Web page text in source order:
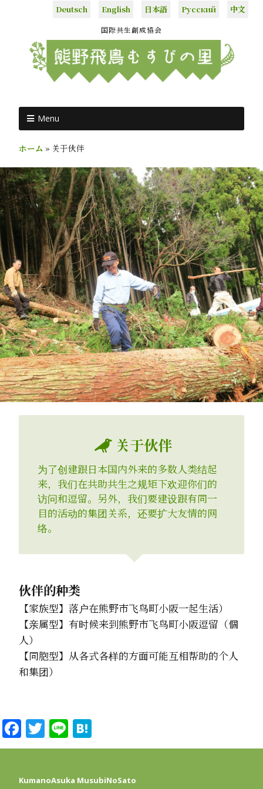
Deutsch English 日本語 Русский 中文
国際共生創成協会
Menu
ホーム » 关于伙伴
 关于伙伴
为了创建跟日本国内外来的多数人类结起
来，我们在共助共生之规矩下欢迎你们的
访问和逗留。另外，我们要建设跟有同一
目的活动的集团关系，还要扩大友情的网
络。
伙伴的种类
【家族型】落户在熊野市飞鸟町小阪一起生活）
【亲属型】有时候来到熊野市飞鸟町小阪逗留（個
人）
【同胞型】从各式各样的方面可能互相帮助的个人
和集团）
Facebook
Twitter
Line
KumanoAsuka MusubiNoSato